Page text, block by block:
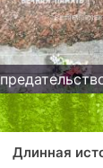
Депутат